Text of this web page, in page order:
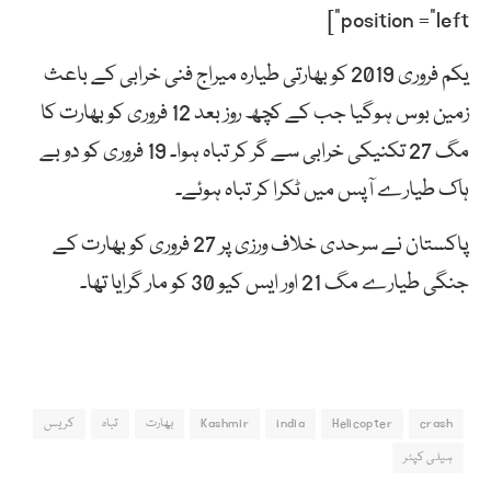
position =”left”]
یکم فروری 2019 کو بھارتی طیارہ میراج فنی خرابی کے باعث
زمین بوس ہوگیا جب کے کچھ روز بعد 12 فروری کو بھارت کا
مگ 27 تکنیکی خرابی سے گر کر تباہ ہوا۔ 19 فروری کو دو بے
ہاک طیارے آپس میں ٹکرا کر تباہ ہوئے۔
پاکستان نے سرحدی خلاف ورزی پر 27 فروری کو بھارت کے
جنگی طیارے مگ 21 اور ایس کیو 30 کو مار گرایا تھا۔
crash
Helicopter
india
Kashmir بھارت تباہ
کریس
ہیلی کپٹر